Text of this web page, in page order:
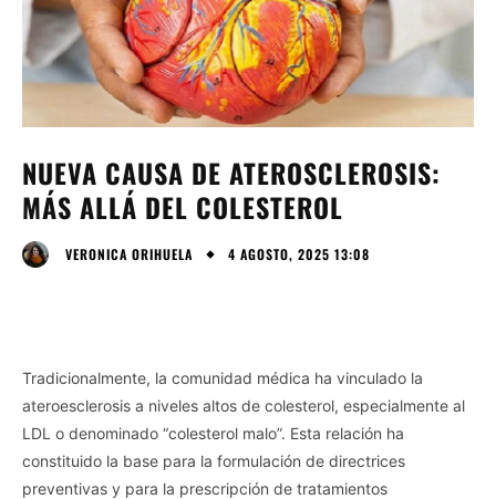
NUEVA CAUSA DE ATEROSCLEROSIS:
MÁS ALLÁ DEL COLESTEROL
VERONICA ORIHUELA 4 AGOSTO, 2025 13:08
Tradicionalmente, la comunidad médica ha vinculado la
ateroesclerosis a niveles altos de colesterol, especialmente al
LDL o denominado “colesterol malo”. Esta relación ha
constituido la base para la formulación de directrices
preventivas y para la prescripción de tratamientos